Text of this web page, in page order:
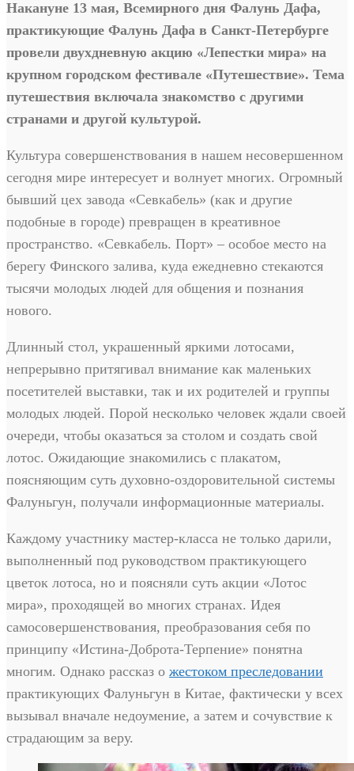
Накануне 13 мая, Всемирного дня Фалунь Дафа,
практикующие Фалунь Дафа в Санкт-Петербурге
провели двухдневную акцию «Лепестки мира» на
крупном городском фестивале «Путешествие». Тема
путешествия включала знакомство с другими
странами и другой культурой.
Культура совершенствования в нашем несовершенном
сегодня мире интересует и волнует многих. Огромный
бывший цех завода «Севкабель» (как и другие
подобные в городе) превращен в креативное
пространство. «Севкабель. Порт» – особое место на
берегу Финского залива, куда ежедневно стекаются
тысячи молодых людей для общения и познания
нового.
Длинный стол, украшенный яркими лотосами,
непрерывно притягивал внимание как маленьких
посетителей выставки, так и их родителей и группы
молодых людей. Порой несколько человек ждали своей
очереди, чтобы оказаться за столом и создать свой
лотос. Ожидающие знакомились с плакатом,
поясняющим суть духовно-оздоровительной системы
Фалуньгун, получали информационные материалы.
Каждому участнику мастер-класса не только дарили,
выполненный под руководством практикующего
цветок лотоса, но и поясняли суть акции «Лотос
мира», проходящей во многих странах. Идея
самосовершенствования, преобразования себя по
принципу «Истина-Доброта-Терпение» понятна
многим. Однако рассказ о жестоком преследовании
практикующих Фалуньгун в Китае, фактически у всех
вызывал вначале недоумение, а затем и сочувствие к
страдающим за веру.